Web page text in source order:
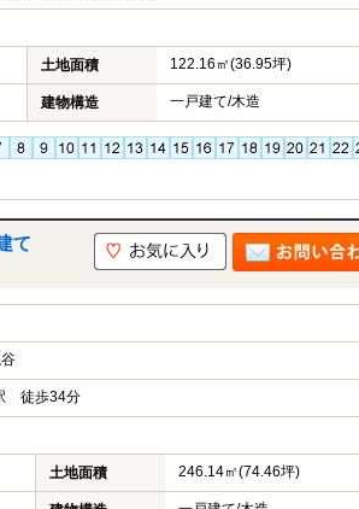
土地面積 122.16㎡(36.95坪)
建物構造 一戸建て/木造
て
徒歩34分
土地面積 246.14㎡(74.46坪)